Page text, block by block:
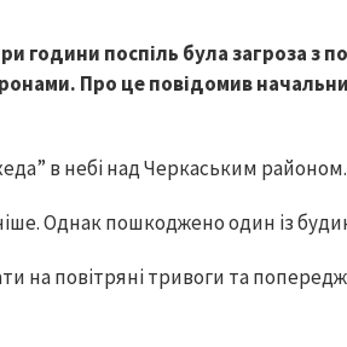
години поспіль була загроза з
Про це повідомив
в небі над Черкаським районом.
Однак пошкоджено один із
на повітряні тривоги та